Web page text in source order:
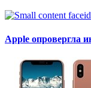
Apple опровергла